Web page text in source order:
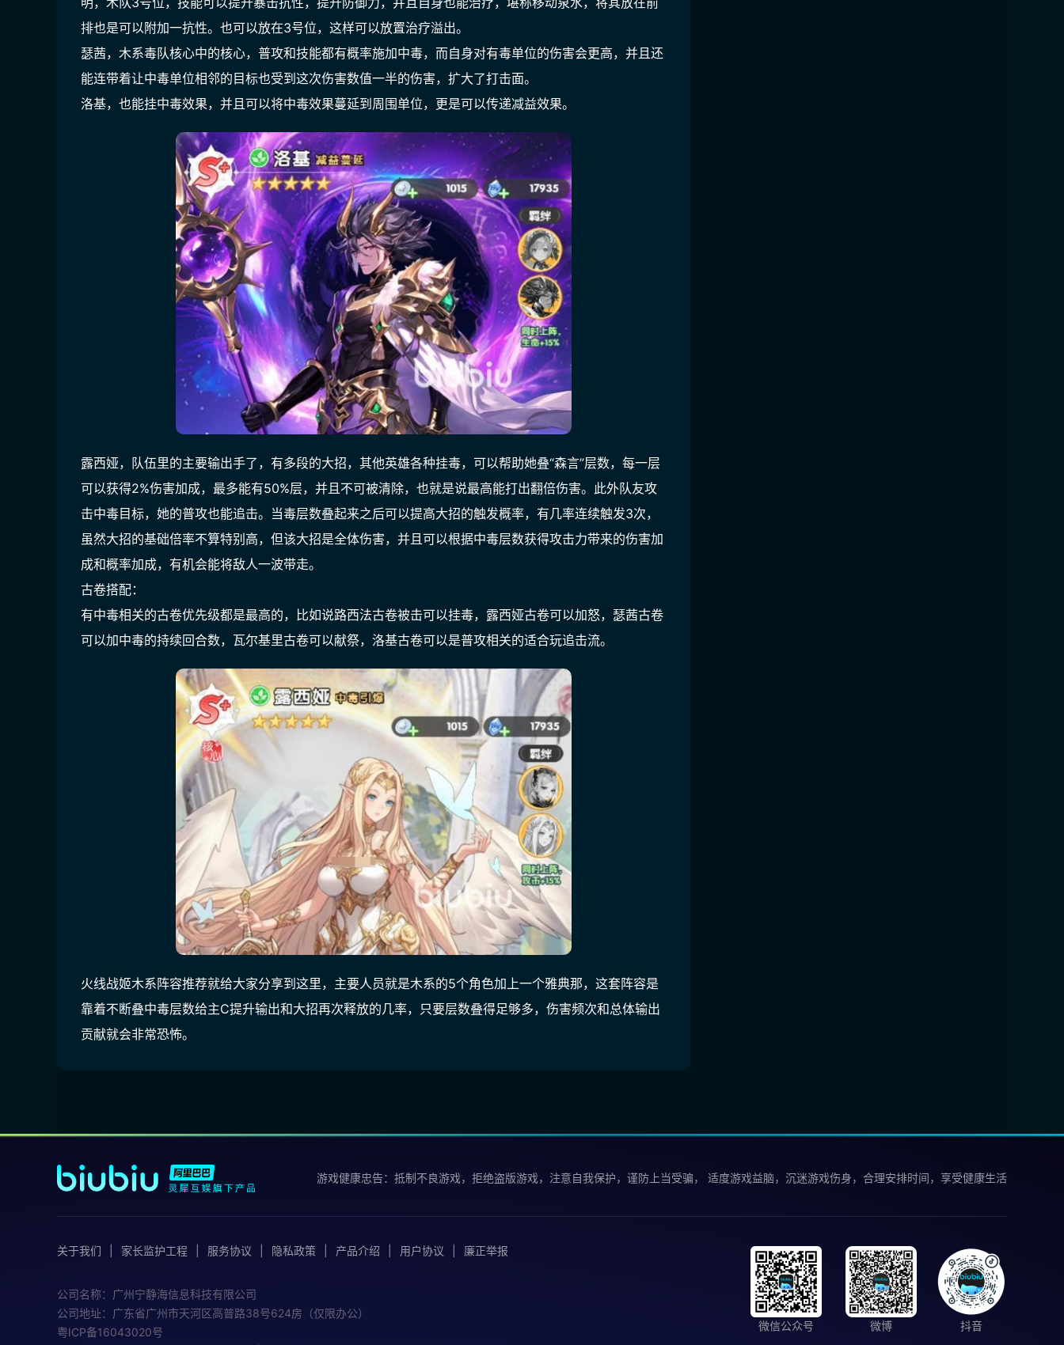
排也是可以附加一抗性。也可以放在3号位，这样可以放置治疗溢出。
瑟茜，木系毒队核心中的核心，普攻和技能都有概率施加中毒，而自身对有毒单位的伤害会更高，并且还
能连带着让中毒单位相邻的目标也受到这次伤害数值一半的伤害，扩大了打击面。
洛基，也能挂中毒效果，并且可以将中毒效果蔓延到周围单位，更是可以传递减益效果。
露西娅，队伍里的主要输出手了，有多段的大招，其他英雄各种挂毒，可以帮助她叠“森言”层数，每一层
可以获得2%伤害加成，最多能有50%层，并且不可被清除，也就是说最高能打出翻倍伤害。此外队友攻
击中毒目标，她的普攻也能追击。当毒层数叠起来之后可以提高大招的触发概率，有几率连续触发3次，
虽然大招的基础倍率不算特别高，但该大招是全体伤害，并且可以根据中毒层数获得攻击力带来的伤害加
成和概率加成，有机会能将敌人一波带走。
古卷搭配：
有中毒相关的古卷优先级都是最高的，比如说路西法古卷被击可以挂毒，露西娅古卷可以加怒，瑟茜古卷
可以加中毒的持续回合数，瓦尔基里古卷可以献祭，洛基古卷可以是普攻相关的适合玩追击流。
火线战姬木系阵容推荐就给大家分享到这里，主要人员就是木系的5个角色加上一个雅典那，这套阵容是
靠着不断叠中毒层数给主C提升输出和大招再次释放的几率，只要层数叠得足够多，伤害频次和总体输出
贡献就会非常恐怖。
游戏健康忠告：抵制不良游戏，拒绝盗版游戏，注意自我保护，谨防上当受骗， 适度游戏益脑，沉迷游戏伤身，合理安排时间，享受健康生活
关于我们 家长监护工程 服务协议 隐私政策 产品介绍 用户协议 廉正举报
微信公众号 微博 抖音
公司名称：广州宁静海信息科技有限公司
公司地址：广东省广州市天河区高普路38号624房（仅限办公）
粤ICP备16043020号